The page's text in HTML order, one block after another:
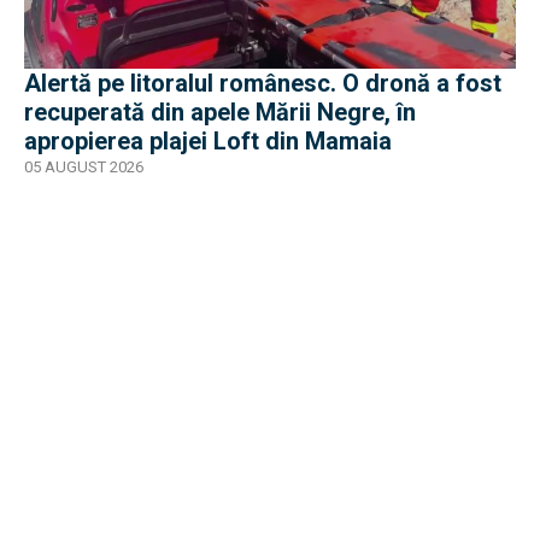
Alertă pe litoralul românesc. O dronă a fost
recuperată din apele Mării Negre, în
apropierea plajei Loft din Mamaia
05 AUGUST 2026